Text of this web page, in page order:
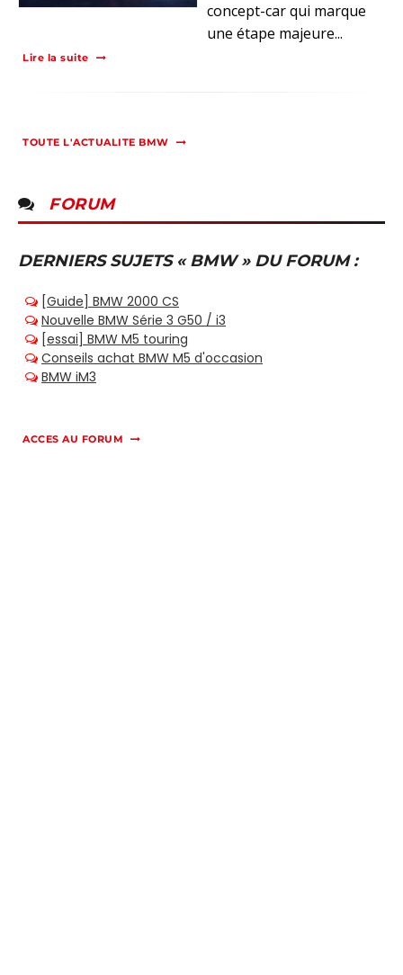
concept-car qui marque
une étape majeure...
Lire la suite
TOUTE L'ACTUALITE BMW
FORUM
DERNIERS SUJETS « BMW » DU FORUM :
ACCES AU FORUM